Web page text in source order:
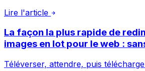
Lire l'article
La façon la plus rapide de
images en lot pour le web :
Téléverser, attendre, puis